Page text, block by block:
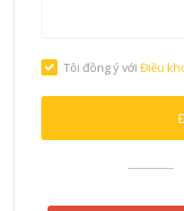
Tôi đồng ý với Điều